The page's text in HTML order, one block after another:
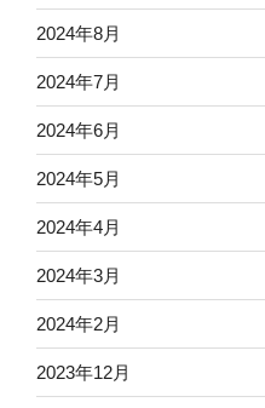
2024年8月
2024年7月
2024年6月
2024年5月
2024年4月
2024年3月
2024年2月
2023年12月